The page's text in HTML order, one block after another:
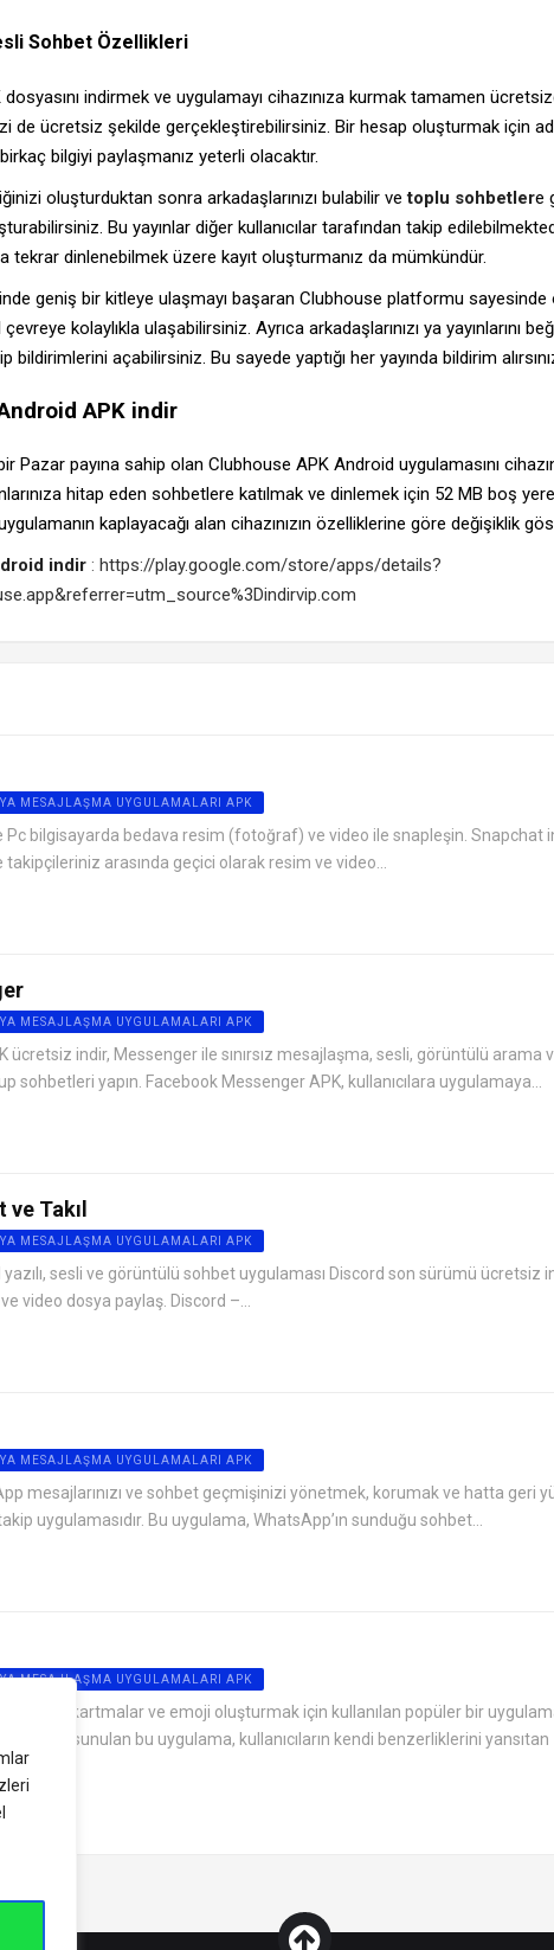
Sohbet Özellikleri
indirmek ve uygulamayı cihazınıza kurmak tamamen
de ücretsiz şekilde gerçekleştirebilirsiniz. Bir hesap oluşturmak için
bilgiyi paylaşmanız yeterli olacaktır.
oluşturduktan sonra arkadaşlarınızı bulabilir vetoplu sohbetlere
Bu yayınlar diğer kullanıcılar tarafından takip
tekrar dinlenebilmek üzere kayıt oluşturmanız da mümkündür.
geniş bir kitleye ulaşmayı başaran Clubhouse platformu sayesinde
kolaylıkla ulaşabilirsiniz. Ayrıca arkadaşlarınızı ya yayınlarını
bildirimlerini açabilirsiniz. Bu sayede yaptığı her yayında bildirim
APK indir
Pazar payına sahip olan Clubhouse APK Android uygulamasını
hitap eden sohbetlere katılmak ve dinlemek için 52 MB boş yere
kaplayacağı alan cihazınızın özelliklerine göre değişiklik
indir: https://play.google.com/store/apps/details?
MESAJLAŞMA UYGULAMALARI APK
Pc bilgisayarda bedava resim (fotoğraf) ve video ile snapleşin. Snapchat
takipçileriniz arasında geçici olarak resim ve video...
MESAJLAŞMA UYGULAMALARI APK
ücretsiz indir, Messenger ile sınırsız mesajlaşma, sesli, görüntülü arama
sohbetleri yapın. Facebook Messenger APK, kullanıcılara uygulamaya...
Takıl
MESAJLAŞMA UYGULAMALARI APK
yazılı, sesli ve görüntülü sohbet uygulaması Discord son sürümü ücretsiz
video dosya paylaş. Discord –...
MESAJLAŞMA UYGULAMALARI APK
mesajlarınızı ve sohbet geçmişinizi yönetmek, korumak ve hatta geri
uygulamasıdır. Bu uygulama, WhatsApp’ın sunduğu sohbet...
MESAJLAŞMA UYGULAMALARI APK
çıkartmalar ve emoji oluşturmak için kullanılan popüler bir
ve sunulan bu uygulama, kullanıcıların kendi benzerliklerini yansıtan